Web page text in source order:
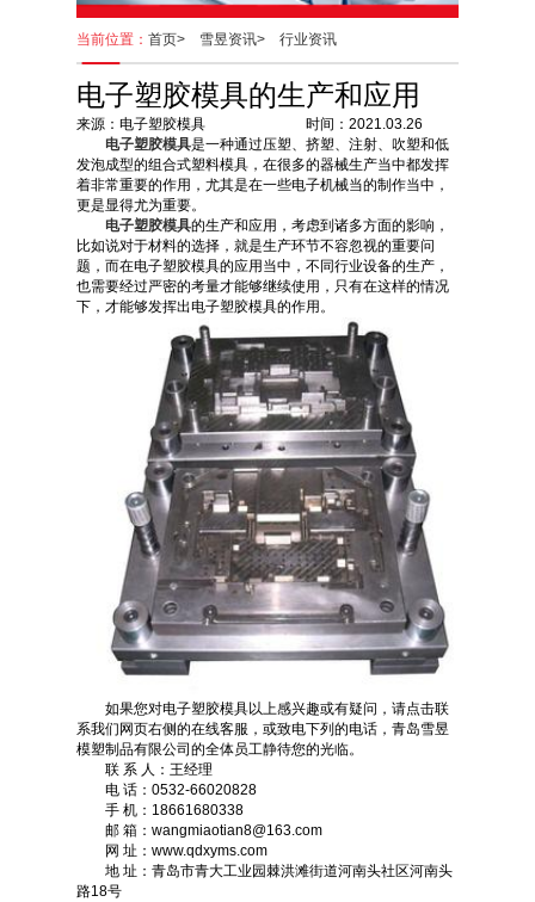
当前位置： 首页> 雪昱资讯> 行业资讯
电子塑胶模具的生产和应用
来源：电子塑胶模具 时间：2021.03.26
电子塑胶模具是一种通过压塑、挤塑、注射、吹塑和低
发泡成型的组合式塑料模具，在很多的器械生产当中都发挥
着非常重要的作用，尤其是在一些电子机械当的制作当中，
更是显得尤为重要。
电子塑胶模具的生产和应用，考虑到诸多方面的影响，
比如说对于材料的选择，就是生产环节不容忽视的重要问
题，而在电子塑胶模具的应用当中，不同行业设备的生产，
也需要经过严密的考量才能够继续使用，只有在这样的情况
下，才能够发挥出电子塑胶模具的作用。
如果您对电子塑胶模具以上感兴趣或有疑问，请点击联
系我们网页右侧的在线客服，或致电下列的电话，青岛雪昱
模塑制品有限公司的全体员工静待您的光临。
联 系 人：王经理
电 话：0532-66020828
手 机：18661680338
邮 箱：wangmiaotian8@163.com
网 址：www.qdxyms.com
地 址：青岛市青大工业园棘洪滩街道河南头社区河南头
路18号